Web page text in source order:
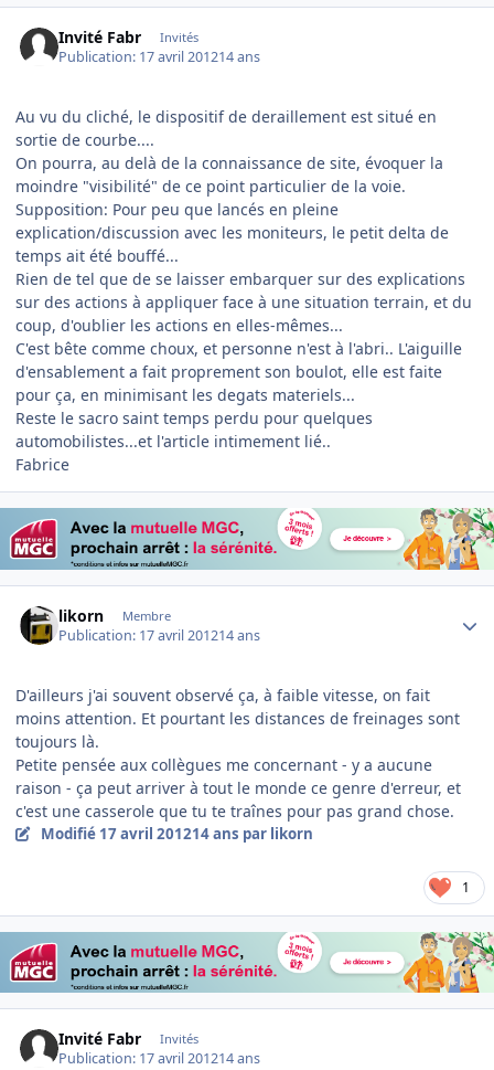
Invité Fabr Invités
Publication: 17 avril 201214 ans
Au vu du cliché, le dispositif de deraillement est situé en
sortie de courbe....
On pourra, au delà de la connaissance de site, évoquer la
moindre "visibilité" de ce point particulier de la voie.
Supposition: Pour peu que lancés en pleine
explication/discussion avec les moniteurs, le petit delta de
temps ait été bouffé...
Rien de tel que de se laisser embarquer sur des explications
sur des actions à appliquer face à une situation terrain, et du
coup, d'oublier les actions en elles-mêmes...
C'est bête comme choux, et personne n'est à l'abri.. L'aiguille
d'ensablement a fait proprement son boulot, elle est faite
pour ça, en minimisant les degats materiels...
Reste le sacro saint temps perdu pour quelques
automobilistes...et l'article intimement lié..
Fabrice
likorn Membre
Publication: 17 avril 201214 ans
D'ailleurs j'ai souvent observé ça, à faible vitesse, on fait
moins attention. Et pourtant les distances de freinages sont
toujours là.
Petite pensée aux collègues me concernant - y a aucune
raison - ça peut arriver à tout le monde ce genre d'erreur, et
c'est une casserole que tu te traînes pour pas grand chose.
Modifié 17 avril 201214 ans par likorn
1
Invité Fabr Invités
Publication: 17 avril 201214 ans